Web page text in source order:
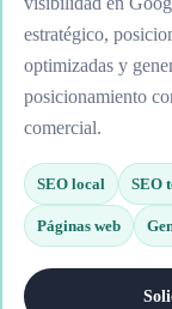
estratégico,
optimizadas y
posicionamiento
comercial.
SEO local SEO
Páginas web